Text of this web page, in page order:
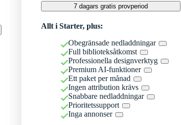
7 dagars gratis provperiod
Allt i Starter, plus:
Obegränsade nedladdningar
Full biblioteksåtkomst
Professionella designverktyg
Premium AI-funktioner
Ett paket per månad
Ingen attribution krävs
Snabbare nedladdningar
Prioritetssupport
Inga annonser